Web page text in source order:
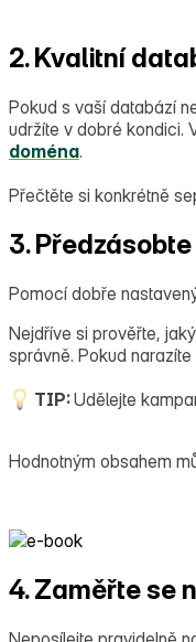
2. Kvalitní
Pokud s vaší databází
udržíte v dobré kondici.
doména.
Přečtěte si konkrétně
3.
Pomocí dobře
Nejdříve si prověřte,
správně. Pokud
TIP:Udělejte
Hodnotným obsahem
4. Zaměřte se